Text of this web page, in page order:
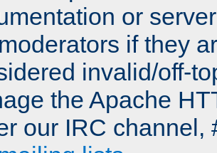
or
if they
invalid/off-
the Apache
our IRC channel,